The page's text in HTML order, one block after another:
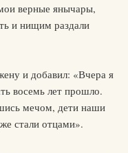
верные янычары,
и нищим раздали
и добавил: «Вчера я
восемь лет прошло.
мечом, дети наши
стали отцами».